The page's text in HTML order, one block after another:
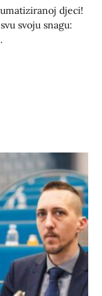
djeci!
svoju snagu: